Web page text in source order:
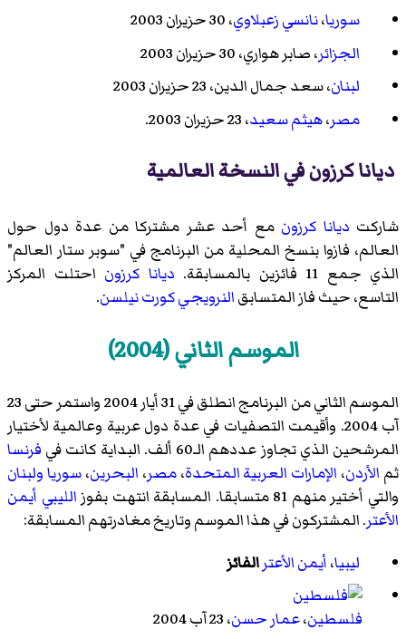
سوريا،نانسي زعبلاوي، 30 حزيران 2003
الجزائر،صابر هواري، 30 حزيران 2003
لبنان،سعد جمال الدين، 23 حزيران 2003
مصر،هيثم سعيد، 23 حزيران 2003.
ديانا كرزون في النسخة العالمية
شاركت ديانا كرزون مع أحد عشر مشتركا من عدة دول حول
العالم، فازوا بنسخ المحلية من البرنامج في "سوبر ستار العالم"
الذي جمع 11 فائزين بالمسابقة.
ديانا كرزون احتلت المركز
التاسع، حيث فاز المتسابقالنرويجيكورت نيلسن.
الموسم الثاني (2004)
الموسم الثاني من البرنامج انطلق في 31 أيار 2004 واستمر حتى 23
آب 2004. وأقيمت التصفيات في عدة دول عربية وعالمية لأختيار
المرشحين الذي تجاوز عددهم الـ60 ألف. البداية كانت في
فرنسا
ثم الأردن، الإمارات العربية المتحدة،مصر، البحرين،سورياولبنان
والتي أختير منهم 81 متسابقا. المسابقة انتهت بفوز
الليبي أيمن
الأعتر. المشتركون في هذا الموسم وتاريخ مغادرتهم المسابقة:
ليبيا،أيمن الأعترالفائز
فلسطين،عمار حسن، 23 آب 2004